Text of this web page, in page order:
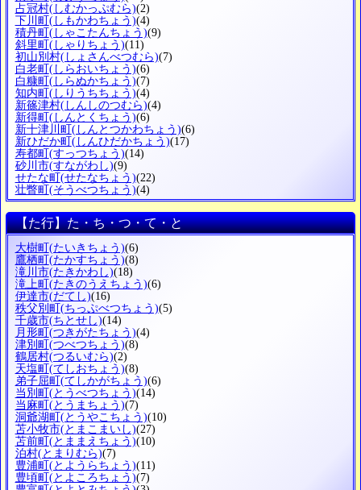
占冠村(しむかっぷむら)(2)
下川町(しもかわちょう)(4)
積丹町(しゃこたんちょう)(9)
斜里町(しゃりちょう)(11)
初山別村(しょさんべつむら)(7)
白老町(しらおいちょう)(6)
白糠町(しらぬかちょう)(7)
知内町(しりうちちょう)(4)
新篠津村(しんしのつむら)(4)
新得町(しんとくちょう)(6)
新十津川町(しんとつかわちょう)(6)
新ひだか町(しんひだかちょう)(17)
寿都町(すっつちょう)(14)
砂川市(すながわし)(9)
せたな町(せたなちょう)(22)
壮瞥町(そうべつちょう)(4)
【た行】た・ち・つ・て・と
大樹町 (たいきちょう)(6)
鷹栖町 (たかすちょう)(8)
滝川市(たきかわし)(18)
滝上町 (たきのうえちょう)(6)
伊達市(だてし)(16)
秩父別町 (ちっぷべつちょう)(5)
千歳市(ちとせし)(14)
月形町 (つきがたちょう)(4)
津別町 (つべつちょう)(8)
鶴居村(つるいむら)(2)
天塩町 (てしおちょう)(8)
弟子屈町 (てしかがちょう)(6)
当別町 (とうべつちょう)(14)
当麻町 (とうまちょう)(7)
洞爺湖町 (とうやこちょう)(10)
苫小牧市(とまこまいし)(27)
苫前町 (とままえちょう)(10)
泊村(とまりむら)(7)
豊浦町 (とようらちょう)(11)
豊頃町 (とよころちょう)(7)